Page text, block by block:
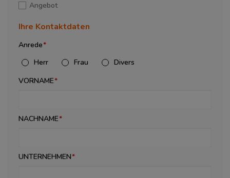
Angebot
Ihre Kontaktdaten
Anrede
Herr
Frau
Divers
VORNAME
NACHNAME
UNTERNEHMEN